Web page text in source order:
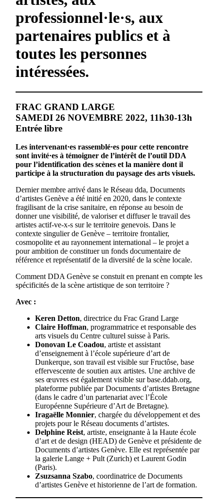
professionnel·le·s, aux
partenaires publics et à
toutes les personnes
intéressées.
FRAC GRAND LARGE
SAMEDI 26 NOVEMBRE 2022, 11h30-13h
Entrée libre
Les intervenant·es rassemblé·es pour cette rencontre
sont invité·es à témoigner de l’intérêt de l’outil DDA
pour l’identification des scènes et la manière dont il
participe à la structuration du paysage des arts visuels.
Dernier membre arrivé dans le Réseau dda, Documents
d’artistes Genève a été initié en 2020, dans le contexte
fragilisant de la crise sanitaire, en réponse au besoin de
donner une visibilité, de valoriser et diffuser le travail des
artistes actif-ve-x-s sur le territoire genevois. Dans le
contexte singulier de Genève – territoire frontalier,
cosmopolite et au rayonnement international – le projet a
pour ambition de constituer un fonds documentaire de
référence et représentatif de la diversité de la scène locale.
Comment DDA Genève se constuit en prenant en compte les
spécificités de la scène artistique de son territoire ?
Avec :
Keren Detton, directrice du Frac Grand Large
Claire Hoffman, programmatrice et responsable des
arts visuels du Centre culturel suisse à Paris.
Donovan Le Coadou, artiste et assistant
d’enseignement à l’école supérieure d’art de
Dunkerque, son travail est visible sur Fructôse, base
effervescente de soutien aux artistes. Une archive de
ses œuvres est également visible sur base.ddab.org,
plateforme publiée par Documents d’artistes Bretagne
(dans le cadre d’un partenariat avec l’École
Européenne Supérieure d’Art de Bretagne).
Iragaëlle Monnier, chargée du développement et des
projets pour le Réseau documents d’artistes.
Delphine Reist, artiste, enseignante à la Haute école
d’art et de design (HEAD) de Genève et présidente de
Documents d’artistes Genève. Elle est représentée par
la galerie Lange + Pult (Zurich) et Laurent Godin
(Paris).
Zsuzsanna Szabo, coordinatrice de Documents
d’artistes Genève et historienne de l’art de formation.